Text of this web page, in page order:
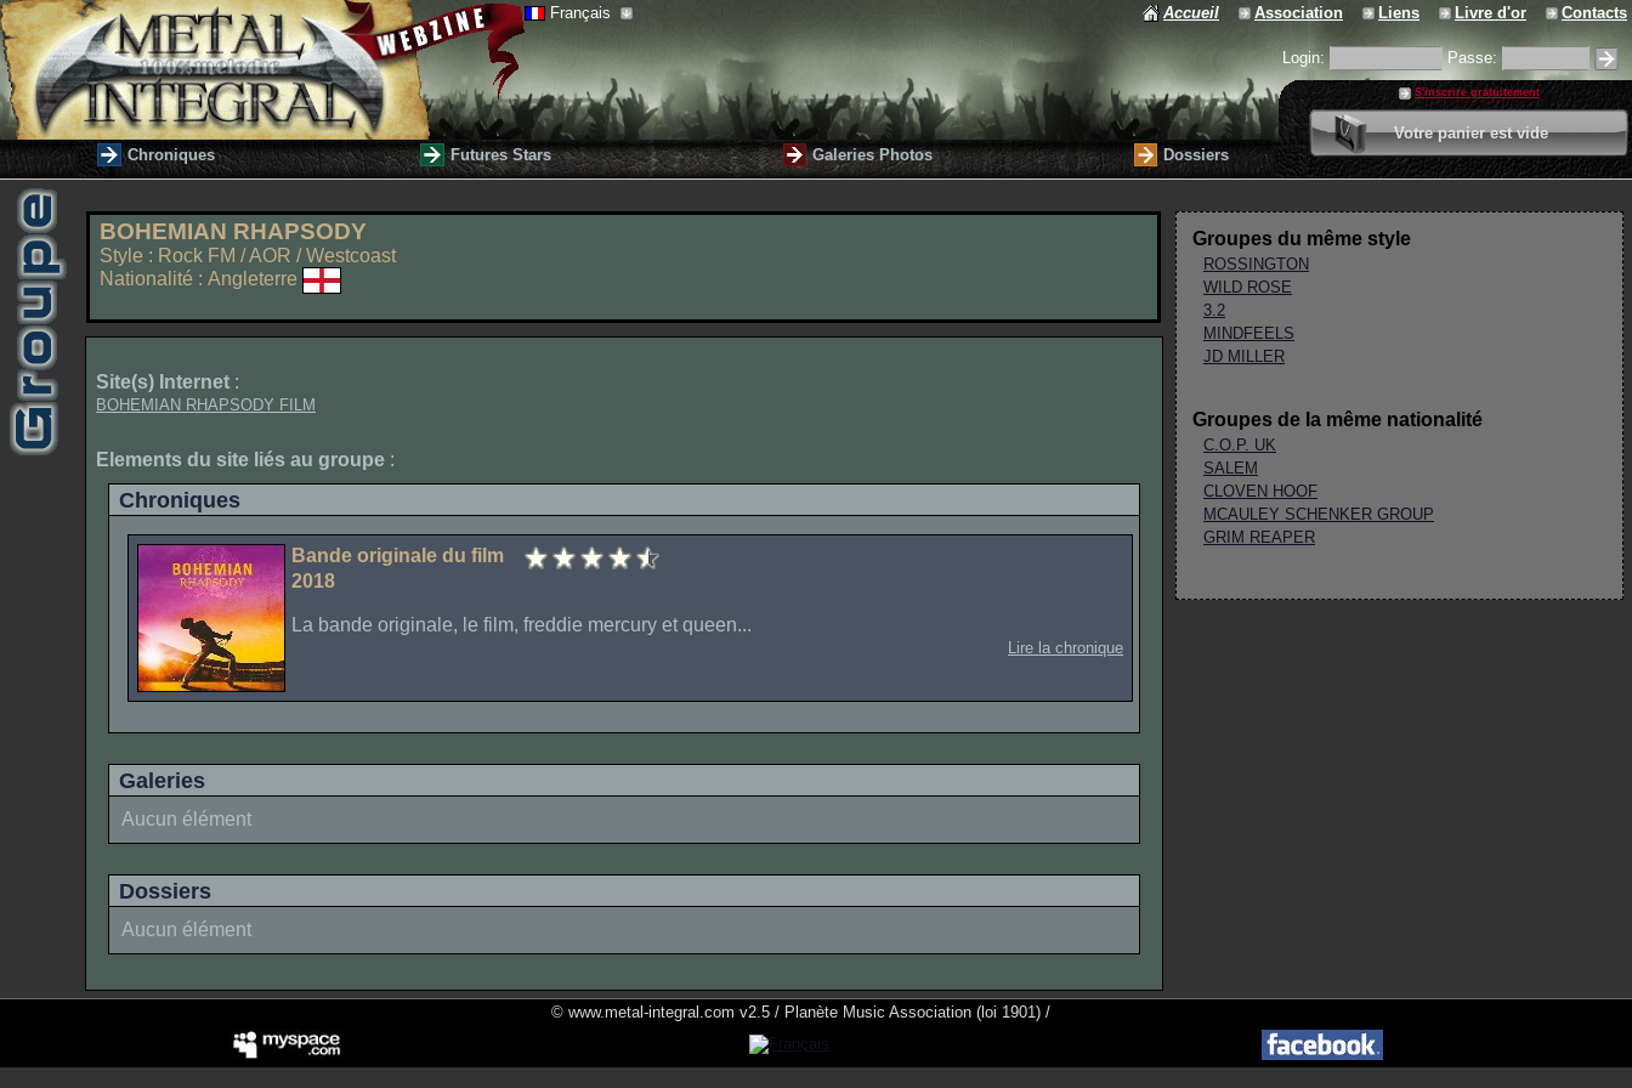
Français Accueil Association Liens Livre d'or Contacts
Login: Passe:
S'inscrire gratuitement
Votre panier est vide
0 article
Valider votre panier
Chroniques Futures Stars Galeries Photos Dossiers
BOHEMIAN RHAPSODY
Style : Rock FM / AOR / Westcoast
Nationalité : Angleterre
Groupes du même style
ROSSINGTON
WILD ROSE
3.2
MINDFEELS
JD MILLER
Groupes de la même nationalité
C.O.P. UK
SALEM
CLOVEN HOOF
MCAULEY SCHENKER GROUP
GRIM REAPER
Site(s) Internet :
BOHEMIAN RHAPSODY FILM
Elements du site liés au groupe :
Chroniques
Bande originale du film
2018
La bande originale, le film, freddie mercury et queen...
Lire la chronique
Galeries
Aucun élément
Dossiers
Aucun élément
© www.metal-integral.com v2.5 / Planète Music Association (loi 1901) /